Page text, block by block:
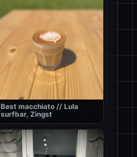
Best macchiato // Lula
surfbar, Zingst